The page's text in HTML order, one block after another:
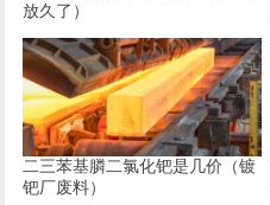
放久了）
二三苯基膦二氯化钯是几价（镀
钯厂废料）